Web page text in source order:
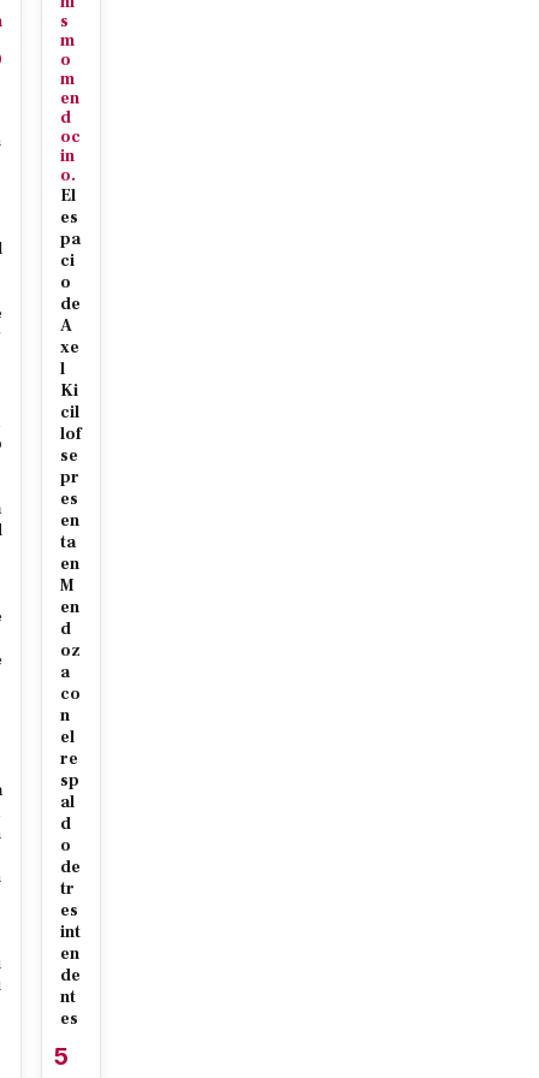
s
m
o
m
en
d
oc
in
o.
El
es
pa
ci
o
de
A
xe
l
Ki
cil
lof
se
pr
es
en
ta
en
M
en
d
oz
a
co
n
el
re
sp
al
d
o
de
tr
es
int
en
de
nt
es
5